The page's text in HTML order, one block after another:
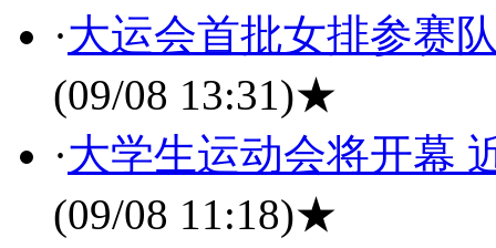
·大运会首批女排参赛
(09/08 13:31)★
·大学生运动会将开幕
(09/08 11:18)★